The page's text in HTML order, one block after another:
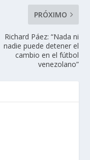
PRÓXIMO
Richard Páez: “Nada ni
nadie puede detener el
cambio en el fútbol
venezolano”